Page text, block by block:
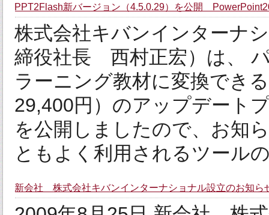
PPT2Flash新バージョン（4.5.0.29）を公開
株式会社キバンインターナ
締役社長 西村正宏）は、
ラーニング教材に変換でき
29,400円）のアップデート
を公開しましたので、お知
ともよく利用されるツール
新会社 株式会社キバンインターナショナル設立のお知ら